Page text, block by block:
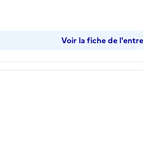
Voir la fiche de